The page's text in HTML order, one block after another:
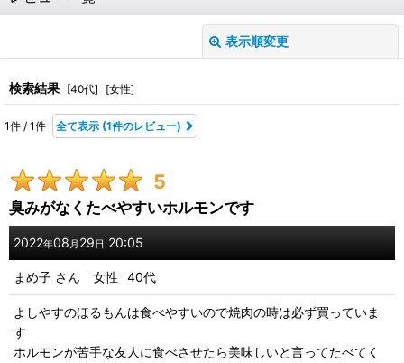
表示順変更
レビュー検索:
期間
画像:
星の数:
年代:
性別
検索結果 [40代] [女性]
1件 / 1件 全て表示 (1件のレビュー)
5
臭みがなくたべやすいホルモンです
2022年08 月 29日 20:05
まめ子 さん 女性 40代
よしやすのほるもんは食べやすいので焼肉の時は必ず買っていま
す
ホルモンが苦手な友人に食べさせたら美味しいと言ってたべてく